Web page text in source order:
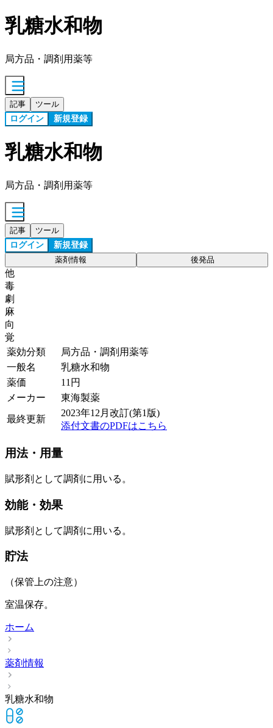
乳糖水和物
局方品・調剤用薬等
記事 ツール
ログイン 新規登録
乳糖水和物
局方品・調剤用薬等
記事 ツール
ログイン 新規登録
薬剤情報 後発品
他
毒
劇
麻
向
覚
薬効分類
局方品・調剤用薬等
一般名
乳糖水和物
薬価
11 円
メーカー
東海製薬
最終更新
2023年12月改訂(第1版)
添付文書のPDFはこちら
用法・用量
賦形剤として調剤に用いる。
効能・効果
賦形剤として調剤に用いる。
貯法
（保管上の注意）
室温保存。
ホーム
薬剤情報
乳糖水和物